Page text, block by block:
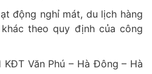
động nghỉ mát, du lịch hàng
theo quy định của công
Văn Phú – Hà Đông – Hà